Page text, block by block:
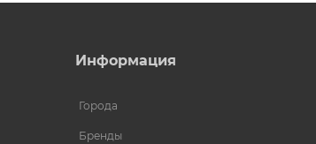
Информация
Города
Бренды